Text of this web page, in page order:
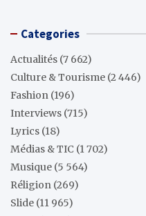
Categories
Actualités (7 662)
Culture & Tourisme (2 446)
Fashion (196)
Interviews (715)
Lyrics (18)
Médias & TIC (1 702)
Musique (5 564)
Réligion (269)
Slide (11 965)